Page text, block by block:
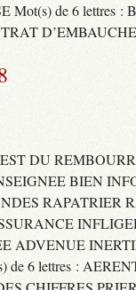
Mot(s) de 6 lettres :
DU
BIEN
RAPATRIER
ADVENUE
de 6 lettres :